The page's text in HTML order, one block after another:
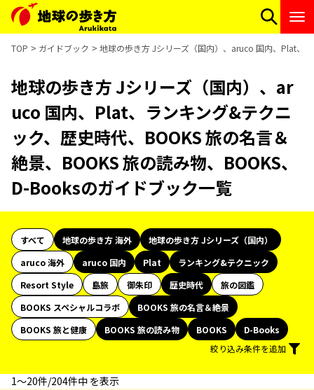
TOP ガイドブック 地球の歩き方 Jシリーズ（国内）、aruco 国内、Plat、
地球の歩き方 Jシリーズ（国内）、ar
uco 国内、Plat、ランキング&テクニ
ック、歴史時代、BOOKS 旅の名言＆
絶景、BOOKS 旅の読み物、BOOKS、
D-Booksのガイドブック一覧
すべて 地球の歩き方 海外
地球の歩き方 Jシリーズ（国内）
aruco 海外
aruco 国内 Plat
ランキング&テクニック
Resort Style
島旅 御朱印 歴史時代
旅の図鑑
BOOKS スペシャルコラボ
BOOKS 旅の名言＆絶景
BOOKS 旅と健康
BOOKS 旅の読み物 BOOKS
D-Books
絞り込み条件を追加
1〜20件/204件中 を表示